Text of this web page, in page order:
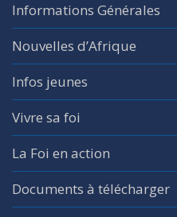
Informations Générales
Nouvelles d’Afrique
Infos jeunes
Vivre sa foi
La Foi en action
Documents à télécharger